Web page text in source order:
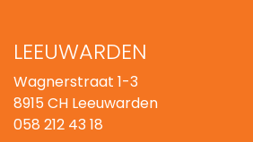
LEEUWARDEN
Wagnerstraat 1-3
8915 CH Leeuwarden
058 212 43 18